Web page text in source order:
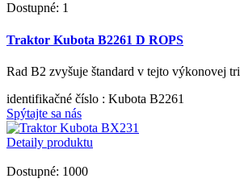
Dostupné: 1
Traktor Kubota B2261 D ROPS
Rad B2 zvyšuje štandard v tejto výkonovej
identifikačné číslo : Kubota B2261
Spýtajte sa nás
Detaily produktu
Dostupné: 1000